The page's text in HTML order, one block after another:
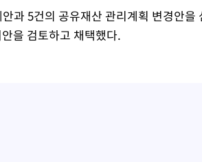
과 5건의 공유재산 관리계획 변경안을
을 검토하고 채택했다.